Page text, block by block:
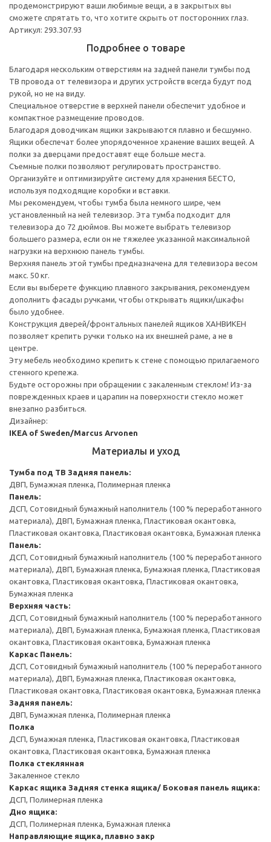
продемонстрируют ваши любимые вещи, а в закрытых вы
сможете спрятать то, что хотите скрыть от посторонних глаз.
Артикул: 293.307.93
Подробнее о товаре
Благодаря нескольким отверстиям на задней панели тумбы под
ТВ провода от телевизора и других устройств всегда будут под
рукой, но не на виду.
Специальное отверстие в верхней панели обеспечит удобное и
компактное размещение проводов.
Благодаря доводчикам ящики закрываются плавно и бесшумно.
Ящики обеспечат более упорядоченное хранение ваших вещей. А
полки за дверцами предоставят еще больше места.
Съемные полки позволяют регулировать пространство.
Организуйте и оптимизируйте систему для хранения БЕСТО,
используя подходящие коробки и вставки.
Мы рекомендуем, чтобы тумба была немного шире, чем
установленный на ней телевизор. Эта тумба подходит для
телевизора до 72 дюймов. Вы можете выбрать телевизор
большего размера, если он не тяжелее указанной максимальной
нагрузки на верхнюю панель тумбы.
Верхняя панель этой тумбы предназначена для телевизора весом
макс. 50 кг.
Если вы выберете функцию плавного закрывания, рекомендуем
дополнить фасады ручками, чтобы открывать ящики/шкафы
было удобнее.
Конструкция дверей/фронтальных панелей ящиков ХАНВИКЕН
позволяет крепить ручки только на их внешней раме, а не в
центре.
Эту мебель необходимо крепить к стене с помощью прилагаемого
стенного крепежа.
Будьте осторожны при обращении с закаленным стеклом! Из-за
поврежденных краев и царапин на поверхности стекло может
внезапно разбиться.
Дизайнер:
IKEA of Sweden/Marcus Arvonen
Материалы и уход
Тумба под ТВ Задняя панель:
ДВП, Бумажная пленка, Полимерная пленка
Панель:
ДСП, Сотовидный бумажный наполнитель (100 % переработанного
материала), ДВП, Бумажная пленка, Пластиковая окантовка,
Пластиковая окантовка, Пластиковая окантовка, Бумажная пленка
Панель:
ДСП, Сотовидный бумажный наполнитель (100 % переработанного
материала), ДВП, Бумажная пленка, Бумажная пленка, Пластиковая
окантовка, Пластиковая окантовка, Пластиковая окантовка,
Бумажная пленка
Верхняя часть:
ДСП, Сотовидный бумажный наполнитель (100 % переработанного
материала), ДВП, Бумажная пленка, Бумажная пленка, Пластиковая
окантовка, Пластиковая окантовка, Бумажная пленка
Каркас Панель:
ДСП, Сотовидный бумажный наполнитель (100 % переработанного
материала), ДВП, Бумажная пленка, Пластиковая окантовка,
Пластиковая окантовка, Пластиковая окантовка, Бумажная пленка
Задняя панель:
ДВП, Бумажная пленка, Полимерная пленка
Полка
ДСП, Бумажная пленка, Пластиковая окантовка, Пластиковая
окантовка, Пластиковая окантовка, Бумажная пленка
Полка стеклянная
Закаленное стекло
Каркас ящика Задняя стенка ящика/ Боковая панель ящика:
ДСП, Полимерная пленка
Дно ящика:
ДСП, Полимерная пленка, Бумажная пленка
Направляющие ящика, плавно закр